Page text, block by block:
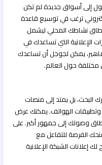
إلى أسواق جديدة لم تكن
ترغب في توسيع قاعدة
نشاطك المحلي ليشمل
الإعلانية التي تساعدك في
يمكن لجوجل أن تساعدك
حول العالم.
بل يمتد إلى منصات
وتطبيقات الهواتف. يمكنك عرض
وصولك إلى جمهور أكبر. على
الفرصة للتفاعل مع
إعلانات الشبكة الإعلانية